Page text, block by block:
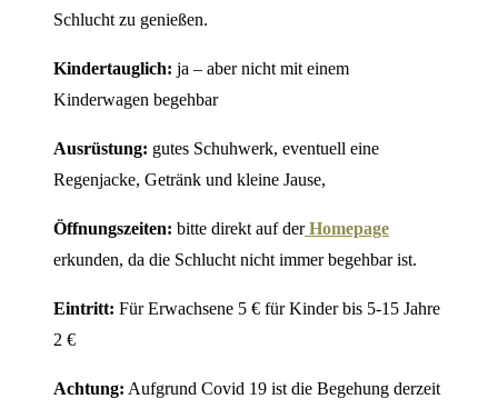
Schlucht zu genießen.
Kindertauglich: ja – aber nicht mit einem
Kinderwagen begehbar
Ausrüstung: gutes Schuhwerk, eventuell eine
Regenjacke, Getränk und kleine Jause,
Öffnungszeiten: bitte direkt auf derHomepage
erkunden, da die Schlucht nicht immer begehbar ist.
Eintritt: Für Erwachsene 5 € für Kinder bis 5-15 Jahre
2 €
Achtung: Aufgrund Covid 19 ist die Begehung derzeit